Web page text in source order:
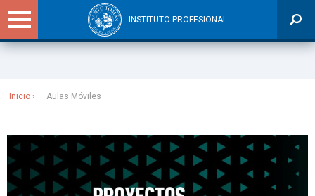
INSTITUTO PROFESIONAL
Inicio Aulas Móviles